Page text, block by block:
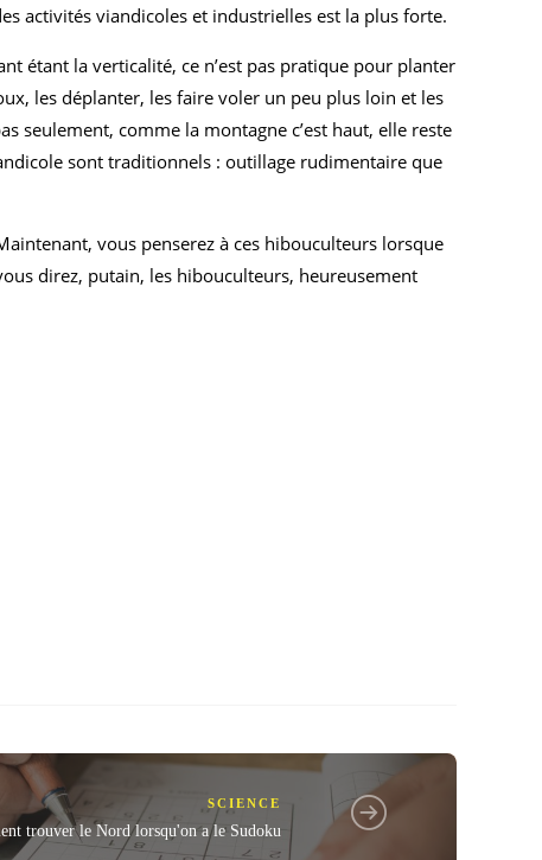
activités viandicoles et industrielles est la plus forte.
étant la verticalité, ce n’est pas pratique pour planter
les déplanter, les faire voler un peu plus loin et les
seulement, comme la montagne c’est haut, elle reste
sont traditionnels : outillage rudimentaire que
vous penserez à ces hibouculteurs lorsque
direz, putain, les hibouculteurs, heureusement
SCIENCE
trouver le Nord lorsqu'on a le Sudoku